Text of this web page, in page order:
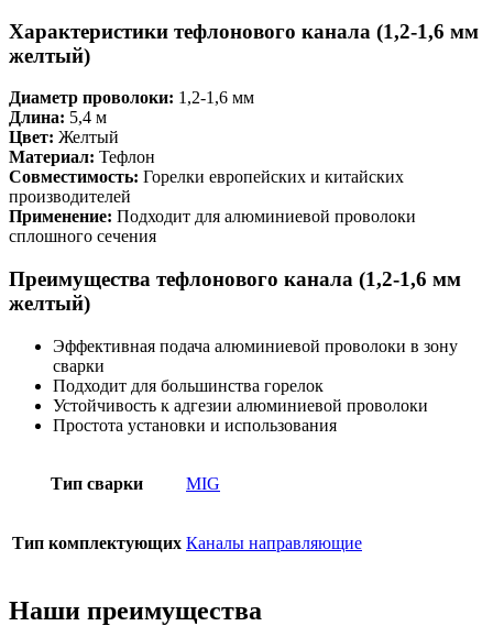
Характеристики тефлонового канала (1,2-1,6 мм
желтый)
Диаметр проволоки: 1,2-1,6 мм
Длина: 5,4 м
Цвет: Желтый
Материал: Тефлон
Совместимость: Горелки европейских и китайских
производителей
Применение: Подходит для алюминиевой проволоки
сплошного сечения
Преимущества тефлонового канала (1,2-1,6 мм
желтый)
Эффективная подача алюминиевой проволоки в зону
сварки
Подходит для большинства горелок
Устойчивость к адгезии алюминиевой проволоки
Простота установки и использования
Тип сварки MIG
Тип комплектующих Каналы направляющие
Наши преимущества